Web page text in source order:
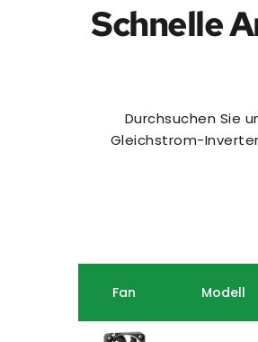
Schnelle
Durchsuchen Sie
Gleichstrom-
Fan Modell